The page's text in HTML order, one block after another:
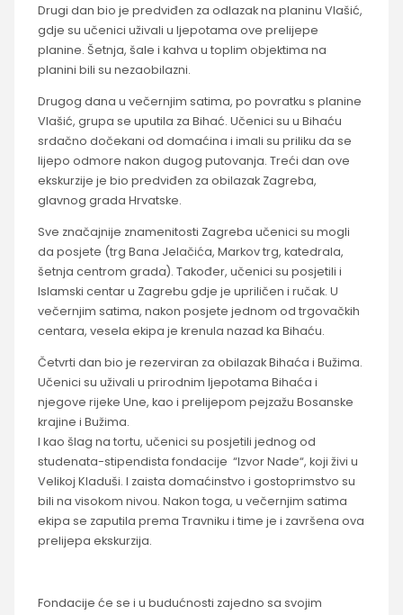
Drugi dan bio je predviđen za odlazak na planinu Vlašić,
gdje su učenici uživali u ljepotama ove prelijepe
planine. Šetnja, šale i kahva u toplim objektima na
planini bili su nezaobilazni.
Drugog dana u večernjim satima, po povratku s planine
Vlašić, grupa se uputila za Bihać. Učenici su u Bihaću
srdačno dočekani od domaćina i imali su priliku da se
lijepo odmore nakon dugog putovanja. Treći dan ove
ekskurzije je bio predviđen za obilazak Zagreba,
glavnog grada Hrvatske.
Sve značajnije znamenitosti Zagreba učenici su mogli
da posjete (trg Bana Jelačića, Markov trg, katedrala,
šetnja centrom grada). Također, učenici su posjetili i
Islamski centar u Zagrebu gdje je upriličen i ručak. U
večernjim satima, nakon posjete jednom od trgovačkih
centara, vesela ekipa je krenula nazad ka Bihaću.
Četvrti dan bio je rezerviran za obilazak Bihaća i Bužima.
Učenici su uživali u prirodnim ljepotama Bihaća i
njegove rijeke Une, kao i prelijepom pejzažu Bosanske
krajine i Bužima.
I kao šlag na tortu, učenici su posjetili jednog od
studenata-stipendista fondacije “Izvor Nade“, koji živi u
Velikoj Kladuši. I zaista domaćinstvo i gostoprimstvo su
bili na visokom nivou. Nakon toga, u večernjim satima
ekipa se zaputila prema Travniku i time je i završena ova
prelijepa ekskurzija.
Fondacije će se i u budućnosti zajedno sa svojim